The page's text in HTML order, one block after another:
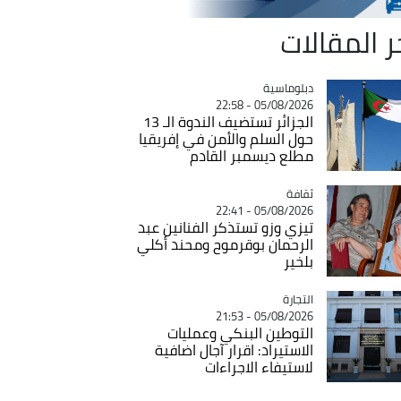
المقالات
Catégorie
دبلوماسية
05/08/2026 - 22:58
الجزائر تستضيف الندوة الـ 13
حول السلم والأمن في إفريقيا
مطلع ديسمبر القادم
Catégorie
ثقافة
05/08/2026 - 22:41
تيزي وزو تستذكر الفنانين عبد
الرحمان بوقرموح ومحند أكلي
بلخير
Catégorie
التجارة
05/08/2026 - 21:53
التوطين البنكي وعمليات
الاستيراد: اقرار آجال اضافية
لاستيفاء الاجراءات